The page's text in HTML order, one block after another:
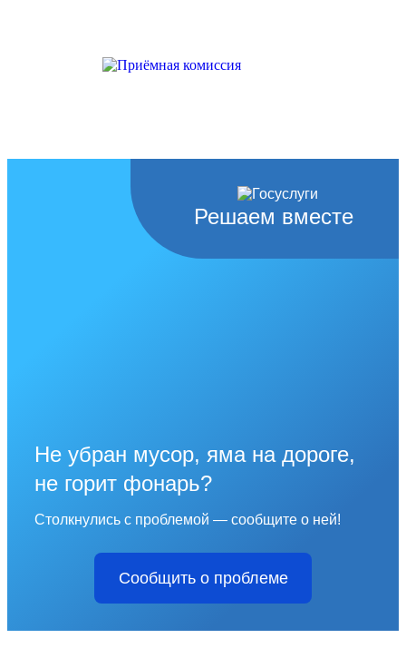
Решаем вместе
Не убран мусор, яма на дороге,
не горит фонарь?
Столкнулись с проблемой — сообщите о ней!
Сообщить о проблеме